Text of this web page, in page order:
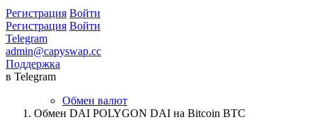
Регистрация Войти
Регистрация Войти
Telegram
admin@capyswap.cc
Поддержка
в Telegram
Обмен валют
Обмен DAI POLYGON DAI на Bitcoin BTC